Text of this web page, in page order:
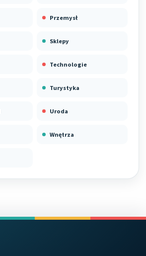
Przemysł
Sklepy
Technologie
Turystyka
Uroda
Wnętrza